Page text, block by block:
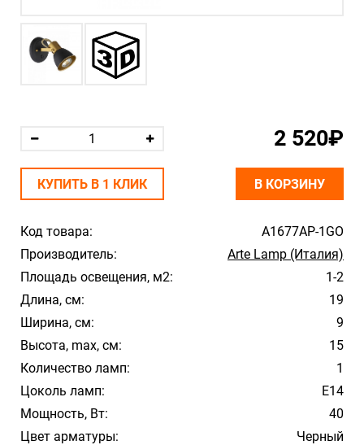
Код товара:
A1677AP-1GO
Производитель:
Arte Lamp (Италия)
Площадь освещения, м2:
1-2
Длина, см:
19
Ширина, см:
9
Высота, max, см:
15
Количество ламп:
1
Цоколь ламп:
E14
Мощность, Вт:
40
Цвет арматуры:
Черный
2 520₽
КУПИТЬ В 1 КЛИК В КОРЗИНУ